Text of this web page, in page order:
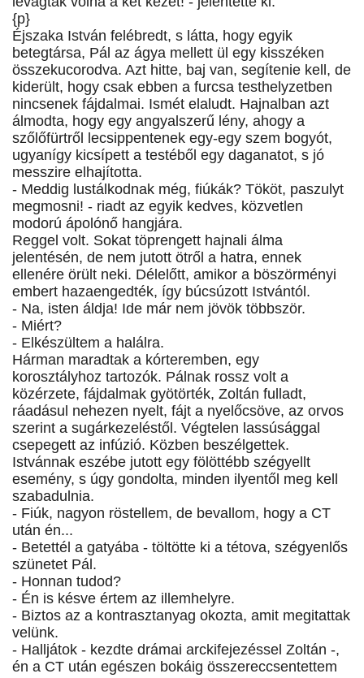
{p}
Éjszaka István felébredt, s látta, hogy egyik
betegtársa, Pál az ágya mellett ül egy kisszéken
összekucorodva. Azt hitte, baj van, segítenie kell, de
kiderült, hogy csak ebben a furcsa testhelyzetben
nincsenek fájdalmai. Ismét elaludt. Hajnalban azt
álmodta, hogy egy angyalszerű lény, ahogy a
szőlőfürtről lecsippentenek egy-egy szem bogyót,
ugyanígy kicsípett a testéből egy daganatot, s jó
messzire elhajította.
- Meddig lustálkodnak még, fiúkák? Tököt, paszulyt
megmosni! - riadt az egyik kedves, közvetlen
modorú ápolónő hangjára.
Reggel volt. Sokat töprengett hajnali álma
jelentésén, de nem jutott ötről a hatra, ennek
ellenére örült neki. Délelőtt, amikor a böszörményi
embert hazaengedték, így búcsúzott Istvántól.
- Na, isten áldja! Ide már nem jövök többször.
- Miért?
- Elkészültem a halálra.
Hárman maradtak a kórteremben, egy
korosztályhoz tartozók. Pálnak rossz volt a
közérzete, fájdalmak gyötörték, Zoltán fulladt,
ráadásul nehezen nyelt, fájt a nyelőcsöve, az orvos
szerint a sugárkezeléstől. Végtelen lassúsággal
csepegett az infúzió. Közben beszélgettek.
Istvánnak eszébe jutott egy fölöttébb szégyellt
esemény, s úgy gondolta, minden ilyentől meg kell
szabadulnia.
- Fiúk, nagyon röstellem, de bevallom, hogy a CT
után én...
- Betettél a gatyába - töltötte ki a tétova, szégyenlős
szünetet Pál.
- Honnan tudod?
- Én is késve értem az illemhelyre.
- Biztos az a kontrasztanyag okozta, amit megitattak
velünk.
- Halljátok - kezdte drámai arckifejezéssel Zoltán -,
én a CT után egészen bokáig összereccsentettem